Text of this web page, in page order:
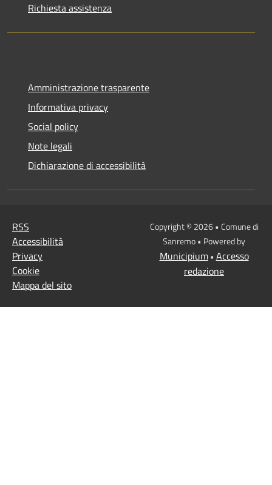
Richiesta assistenza
Amministrazione trasparente
Informativa privacy
Social policy
Note legali
Dichiarazione di accessibilità
RSS
Accessibilità
Privacy
Cookie
Mappa del sito
Copyright © 2026 • Comune di
Sanremo • Powered by
Municipium• Accesso
redazione